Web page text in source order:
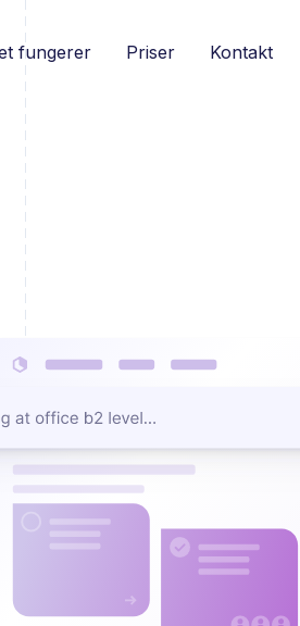
fungerer Priser Kontakt